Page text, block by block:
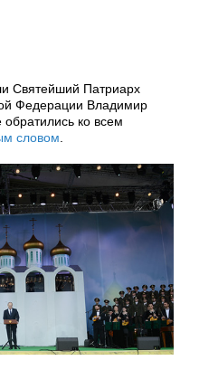
Святейший Патриарх
Федерации Владимир
ко всем
словом